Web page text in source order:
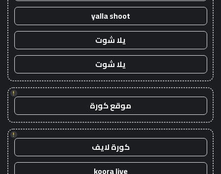
yalla shoot
يلا شوت
يلا شوت
!
موقع كورة
!
كورة لايف